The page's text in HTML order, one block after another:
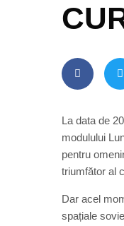
La data de
modulului
pentru
triumfător al
Dar acel
spațiale